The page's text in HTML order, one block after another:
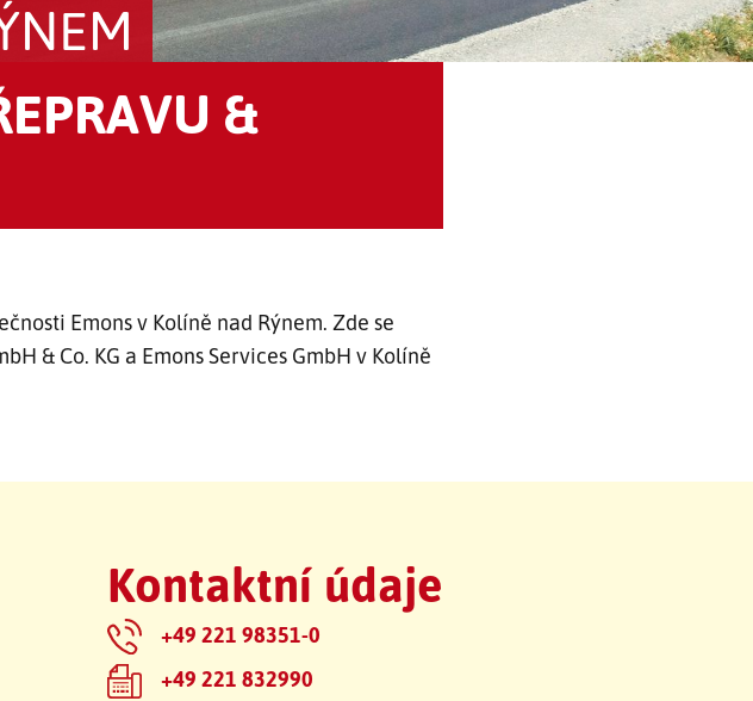
&
Emons v Kolíně nad Rýnem. Zde se
& Co. KG a Emons Services GmbH v Kolíně
Kontaktní údaje
+49 221 98351-0
+49 221 832990